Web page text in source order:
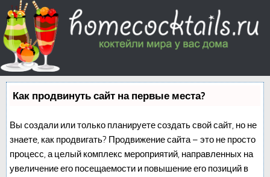
Как продвинуть сайт на первые места?
Вы создали или только планируете создать свой сайт, но не
знаете, как продвигать? Продвижение сайта – это не просто
процесс, а целый комплекс мероприятий, направленных на
увеличение его посещаемости и повышение его позиций в